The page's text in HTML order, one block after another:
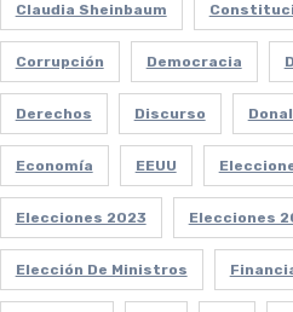
Claudia Sheinbaum
Corrupción Democracia
Derechos Discurso
Economía EEUU
Elecciones 2023 Elecciones
Elección De Ministros